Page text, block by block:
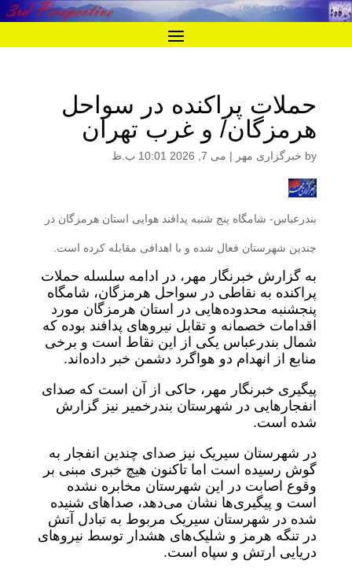
حملات پراکنده در سواحل
هرمزگان/ و غرب تهران
by خبرگزاری مهر | می 7, 2026 10:01 ب.ظ
بندرعباس- شامگاه پنج شنبه پدافند هوایی استان هرمزگان در
چندین شهرستان فعال شده و با اهدافی مقابله کرده است.
به گزارش خبرنگار مهر، در ادامه سلسله حملات
پراکنده به نقاطی در سواحل هرمزگان، شامگاه
پنجشنبه محدوده‌هایی در استان هرمزگان مورد
اقدامات خصمانه و تقابل نیروهای پدافند بوده که
شمال بندرعباس یکی از این نقاط است و برخی
منابع از انهدام دو هواگرد دشمن خبر داده‌اند.
پیگیری خبرنگار مهر، حاکی از آن است که صدای
انفجارهایی در شهرستان بندرخمیر نیز گزارش
شده است.
در شهرستان سیریک نیز صدای چندین انفجار به
گوش رسیده است اما تاکنون هیچ خبری مبنی بر
وقوع اصابت در این شهرستان مخابره نشده
است و پیگیری‌ها نشان می‌دهد، صداهای شنیده
شده در شهرستان سیریک مربوط به تبادل آتش
در تنگه هرمز و شلیک‌های هشدار توسط نیروهای
دریایی ارتش و سپاه است.